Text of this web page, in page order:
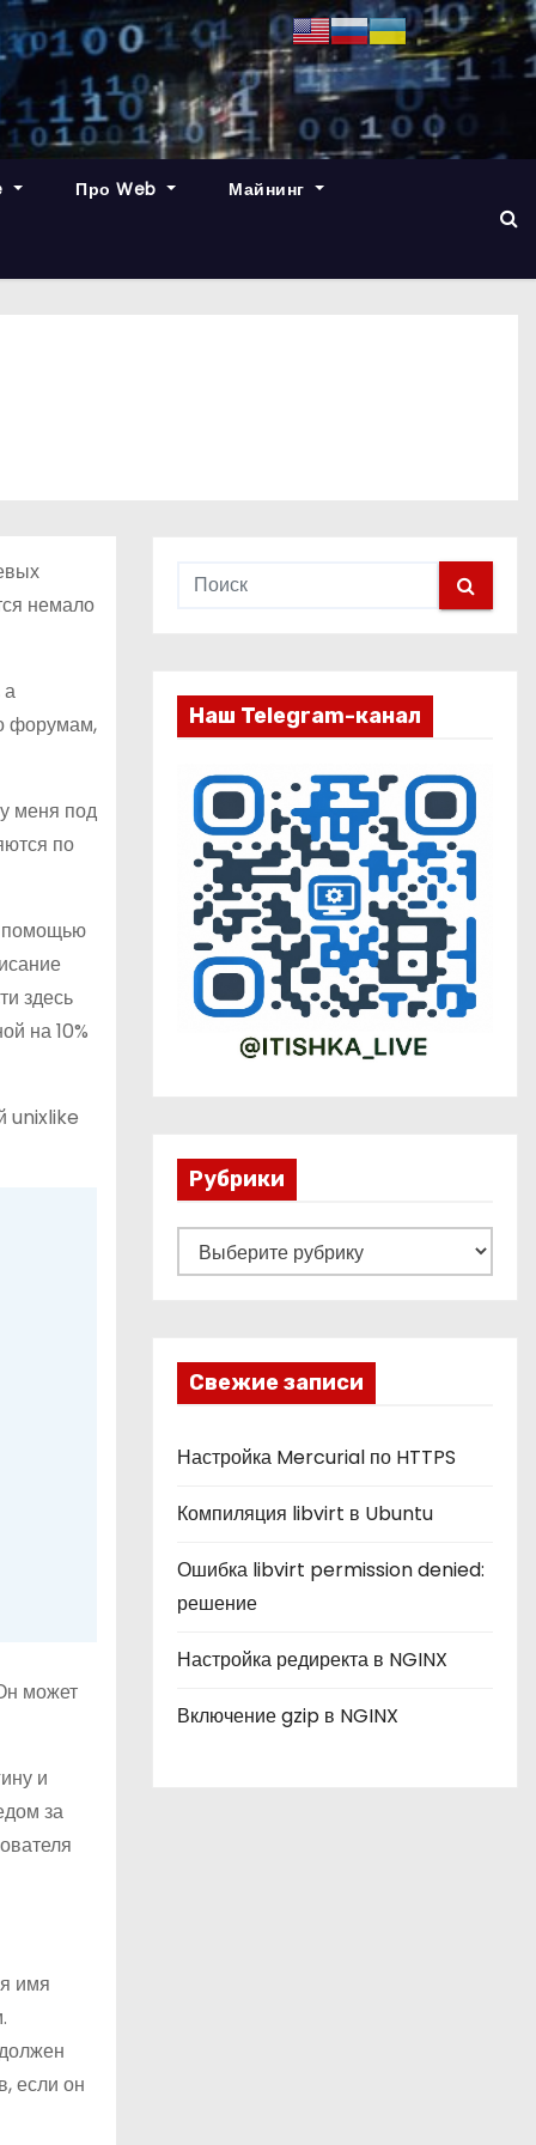
Про Web Майнинг
немало
а
форумам,
меня под
по
помощью
здесь
на 10%
unixlike
может
и
за
имя
если он
Наш Telegram-канал
Рубрики
у
к
и
Свежие записи
Настройка Mercurial по HTTPS
Компиляция libvirt в Ubuntu
Ошибка libvirt permission denied:
решение
Настройка редиректа в NGINX
Включение gzip в NGINX